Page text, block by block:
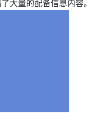
大量的配备信息内容。